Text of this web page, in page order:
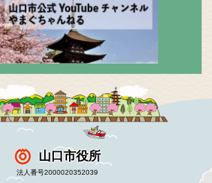
山口市役所
法人番号2000020352039